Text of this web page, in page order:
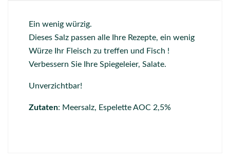
Ein wenig würzig.
Dieses Salz passen alle Ihre Rezepte, ein wenig
Würze Ihr Fleisch zu treffen und Fisch !
Verbessern Sie Ihre Spiegeleier, Salate.
Unverzichtbar!
Zutaten: Meersalz, Espelette AOC 2,5%